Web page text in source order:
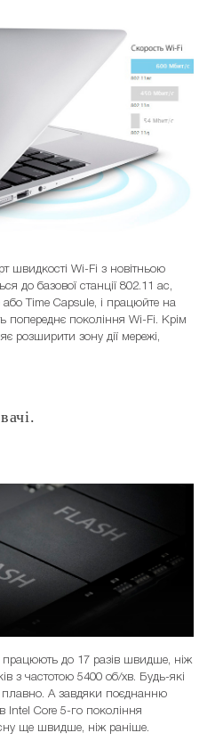
швидкості Wi-Fi з новітньою
до базової станції 802.11 ac,
Time Capsule, і працюйте на
попереднє покоління Wi-Fi. Крім
розширити зону дії мережі,
до 17 разів швидше, ніж
з частотою 5400 об/хв. Будь-які
А завдяки поєднанню
Intel Core 5-го покоління
ще швидше, ніж раніше.